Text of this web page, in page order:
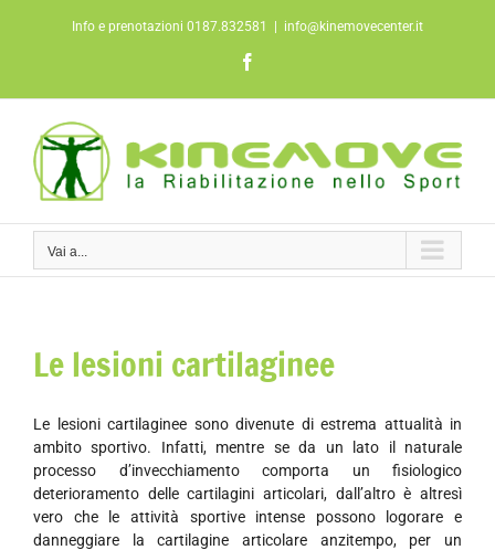
Info e prenotazioni 0187.832581 info@kinemovecenter.it
Vai a...
Le lesioni cartilaginee
Le lesioni cartilaginee sono divenute di estrema attualità in
ambito sportivo. Infatti, mentre se da un lato il naturale
processo d’invecchiamento comporta un fisiologico
deterioramento delle cartilagini articolari, dall’altro è altresì
vero che le attività sportive intense possono logorare e
danneggiare la cartilagine articolare anzitempo, per un